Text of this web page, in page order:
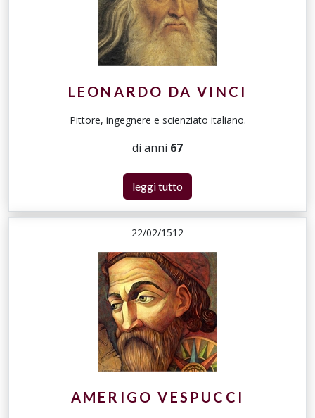
LEONARDO DA VINCI
Pittore, ingegnere e scienziato italiano.
di anni 67
leggi tutto
22/02/1512
AMERIGO VESPUCCI